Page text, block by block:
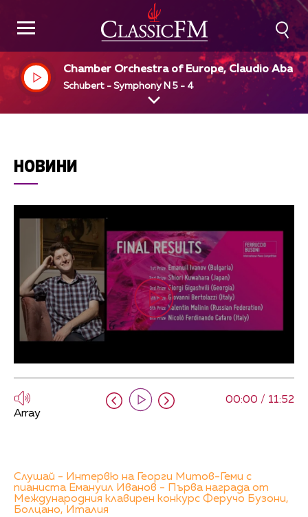
Chamber Orchestra of Europe, Claudio
dir
Schubert - Symphony N 5 - 4
НОВИНИ
00:00 / 11:52
Array
Слушай - Интервю на Георги Митов-Геми с
пианиста Емануил Иванов - Първа награда от
Международния клавирен конкурс Феручо Бузони,
Болцано, Италия